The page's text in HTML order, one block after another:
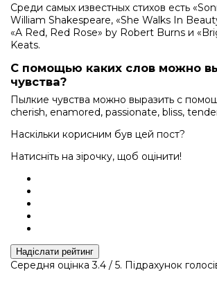
Среди самых известных стихов есть
William Shakespeare, «She Walks In
«A Red, Red Rose» by Robert Burns и
Keats.
С помощью каких слов можно
чувства?
Пылкие чувства можно выразить с
cherish, enamored, passionate, bliss,
Наскільки корисним був цей пост?
Натисніть на зірочку, щоб оцінити!
Надіслати рейтинг
Середня оцінка3.4 / 5. Підрахунок